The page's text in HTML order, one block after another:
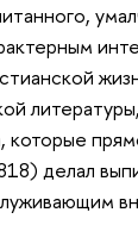
которые
делал